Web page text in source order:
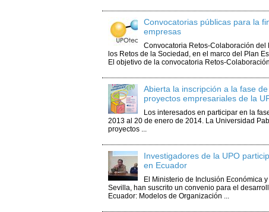
Convocatorias públicas para la
empresas
Convocatoria Retos-Colaboración
los Retos de la Sociedad, en el marco del Plan
El objetivo de la convocatoria Retos-
Abierta la inscripción a la fase
proyectos empresariales de la
Los interesados en participar en la
2013 al 20 de enero de 2014. La Universidad
proyectos ...
Investigadores de la UPO
en Ecuador
El Ministerio de Inclusión Económica
Sevilla, han suscrito un convenio para el
Ecuador: Modelos de Organización ...